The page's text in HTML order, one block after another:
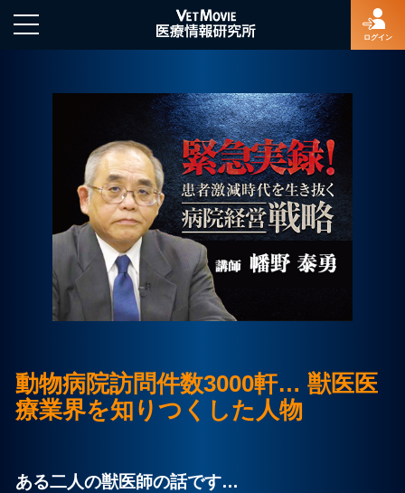
ログイン
HOME
ログイン
新規登録
よくあるご質問
著作権について
動物病院訪問件数3000軒… 獣医医
療業界を知りつくした人物
ある二人の獣医師の話です…